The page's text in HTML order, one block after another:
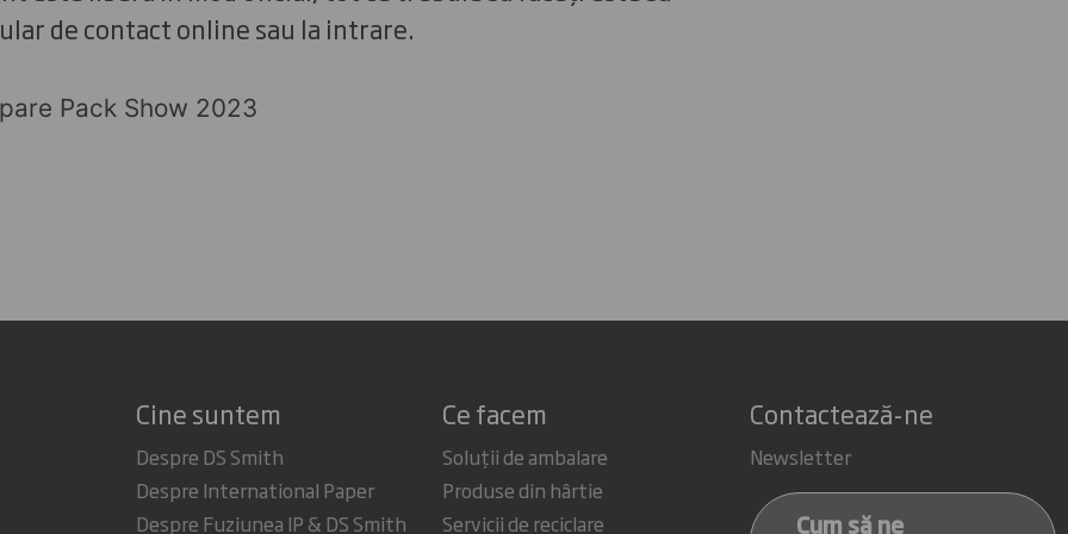
de contact online sau la intrare.
Pack Show 2023
Cine suntem
Despre DS Smith
Despre International Paper
Despre Fuziunea IP & DS Smith
Ce facem
Soluții de ambalare
Produse din hârtie
Servicii de reciclare
Contactează-ne
Newsletter
Cum să ne